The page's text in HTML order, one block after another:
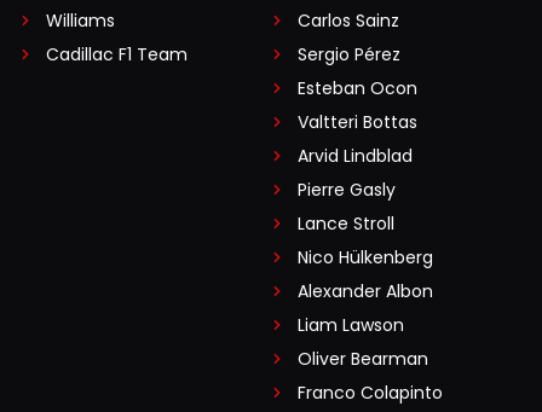
Williams
Cadillac F1 Team
Carlos Sainz
Sergio Pérez
Esteban Ocon
Valtteri Bottas
Arvid Lindblad
Pierre Gasly
Lance Stroll
Nico Hülkenberg
Alexander Albon
Liam Lawson
Oliver Bearman
Franco Colapinto